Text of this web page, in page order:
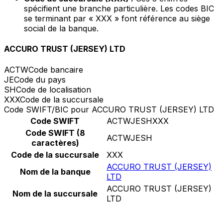
spécifient une branche particulière. Les codes BIC
se terminant par « XXX » font référence au siège
social de la banque.
ACCURO TRUST (JERSEY) LTD
ACTWCode bancaire
JECode du pays
SHCode de localisation
XXXCode de la succursale
Code SWIFT/BIC pour ACCURO TRUST (JERSEY) LTD
Code SWIFT
ACTWJESHXXX
Code SWIFT (8
caractères)
ACTWJESH
Code de la succursale
XXX
Nom de la banque
ACCURO TRUST (JERSEY)
LTD
Nom de la succursale
ACCURO TRUST (JERSEY)
LTD